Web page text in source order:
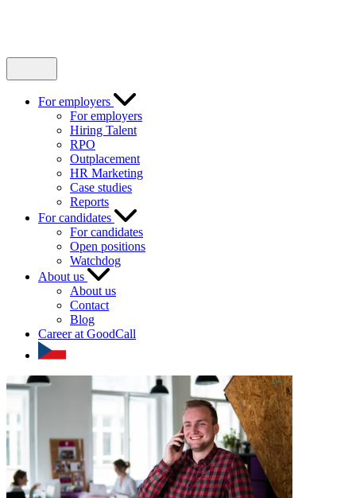
For employers
For employers
Hiring Talent
RPO
Outplacement
HR Marketing
Case studies
Reports
For candidates
For candidates
Open positions
Watchdog
About us
About us
Contact
Blog
Career at GoodCall